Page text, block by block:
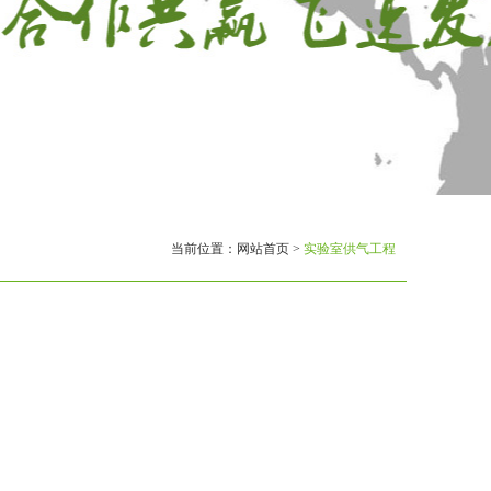
当前位置： 网站首页 > 实验室供气工程